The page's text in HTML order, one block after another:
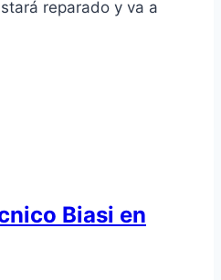
reparado y va a
Biasi en